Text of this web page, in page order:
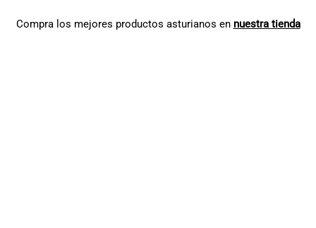
Compra los mejores productos asturianos en nuestra tienda